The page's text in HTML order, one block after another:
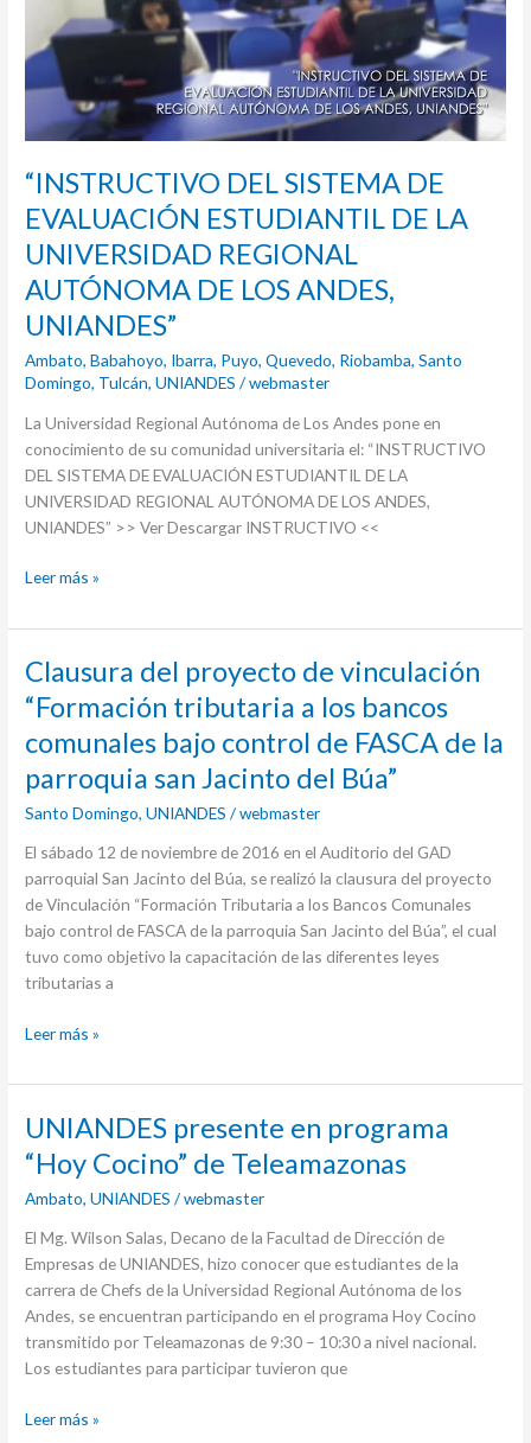
“INSTRUCTIVO DEL SISTEMA DE
EVALUACIÓN ESTUDIANTIL DE LA
UNIVERSIDAD REGIONAL
AUTÓNOMA DE LOS ANDES,
UNIANDES”
Ambato,Babahoyo, Ibarra, Puyo,Quevedo, Riobamba,Santo
Domingo, Tulcán,UNIANDES /webmaster
La Universidad Regional Autónoma de Los Andes pone en
conocimiento de su comunidad universitaria el: “INSTRUCTIVO
DEL SISTEMA DE EVALUACIÓN ESTUDIANTIL DE LA
UNIVERSIDAD REGIONAL AUTÓNOMA DE LOS ANDES,
UNIANDES” >> Ver Descargar INSTRUCTIVO <<
EVALUACIÓN
ESTUDIANTIL
UNIVERSIDAD
AUTÓNOMA
LOS
ANDES,
UNIANDES”
Leer más »
Clausura del proyecto de vinculación
“Formación tributaria a los bancos
comunales bajo control de FASCA de la
parroquia san Jacinto del Búa”
Santo Domingo,UNIANDES /webmaster
El sábado 12 de noviembre de 2016 en el Auditorio del GAD
parroquial San Jacinto del Búa, se realizó la clausura del proyecto
de Vinculación “Formación Tributaria a los Bancos Comunales
bajo control de FASCA de la parroquia San Jacinto del Búa”, el cual
tuvo como objetivo la capacitación de las diferentes leyes
tributarias a
Clausura
proyecto
de
“Formación
tributaria
a
los
bancos
comunales
bajo
control
FASCA
la
san
Jacinto
Leer más »
UNIANDES presente en programa
“Hoy Cocino” de Teleamazonas
Ambato,UNIANDES /webmaster
El Mg. Wilson Salas, Decano de la Facultad de Dirección de
Empresas de UNIANDES, hizo conocer que estudiantes de la
carrera de Chefs de la Universidad Regional Autónoma de los
Andes, se encuentran participando en el programa Hoy Cocino
transmitido por Teleamazonas de 9:30 – 10:30 a nivel nacional.
Los estudiantes para participar tuvieron que
UNIANDES
en
programa
Cocino”
Leer más »